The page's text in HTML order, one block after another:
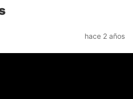
hace 2 años